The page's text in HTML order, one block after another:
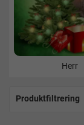
Herr
Produktfiltrering